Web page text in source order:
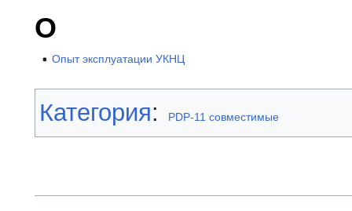
О
Опыт эксплуатации УКНЦ
Категория: PDP-11 совместимые